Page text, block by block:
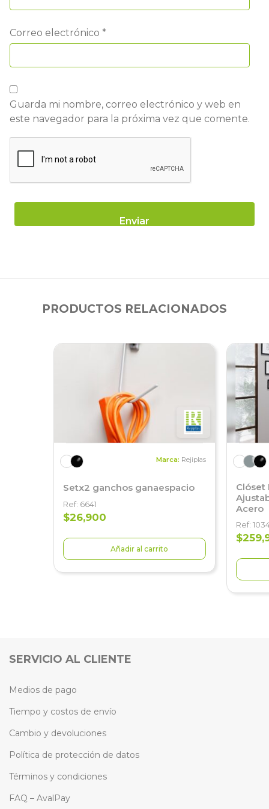
Correo electrónico *
Guarda mi nombre, correo electrónico y web en
este navegador para la próxima vez que comente.
PRODUCTOS RELACIONADOS
Marca: Rejiplas
Setx2 ganchos ganaespacio
Ref: 6641
$26,900
Añadir al carrito
Clóset
Acero
Ref:
SERVICIO AL CLIENTE
Medios de pago
Tiempo y costos de envío
Cambio y devoluciones
Política de protección de datos
Términos y condiciones
FAQ – AvalPay